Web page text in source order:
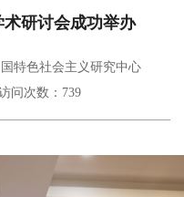
研讨会成功举办
特色社会主义研究中心
问次数： 739